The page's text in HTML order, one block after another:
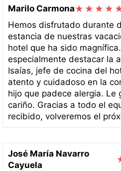
Marilo Carmona
Hemos disfrutado durante
estancia de nuestras
hotel que ha sido
especialmente destacar la
Isaías, jefe de cocina del
atento y cuidadoso en la
hijo que padece alergia. Le
cariño. Gracias a todo el
recibido, volveremos el
José María Navarro
Cayuela